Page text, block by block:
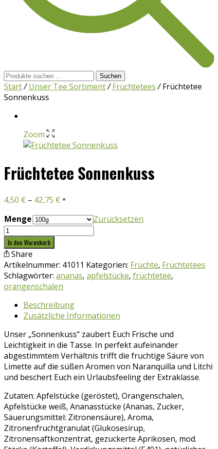
Suchen
nach:
Suchen
Start/ Unser Tee Sortiment/ Früchtetees /Früchtetee
Sonnenkuss
Zoom
Früchtetee Sonnenkuss
4,50 € – 42,75 € *
Menge
Zurücksetzen
Früchtetee
Sonnenkuss
Menge
In den Warenkorb
Share
Artikelnummer: 41011 Kategorien: Früchte, Früchtetees
Schlagwörter: ananas, apfelstücke, früchtetee,
orangenschalen
Beschreibung
Zusätzliche Informationen
Unser „Sonnenkuss“ zaubert Euch Frische und
Leichtigkeit in die Tasse. In perfekt aufeinander
abgestimmtem Verhältnis trifft die fruchtige Säure von
Limette auf die süßen Aromen von Naranquilla und Litchi
und beschert Euch ein Urlaubsfeeling der Extraklasse.
Zutaten: Apfelstücke (geröstet), Orangenschalen,
Apfelstücke weiß, Ananasstücke (Ananas, Zucker,
Säuerungsmittel: Zitronensäure), Aroma,
Zitronenfruchtgranulat (Glukosesirup,
Zitronensaftkonzentrat, gezuckerte Aprikosen, mod.